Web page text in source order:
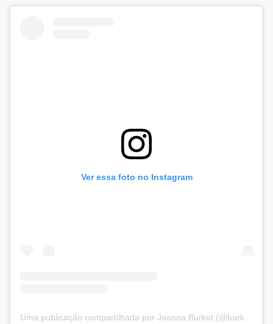
Ver essa foto no Instagram